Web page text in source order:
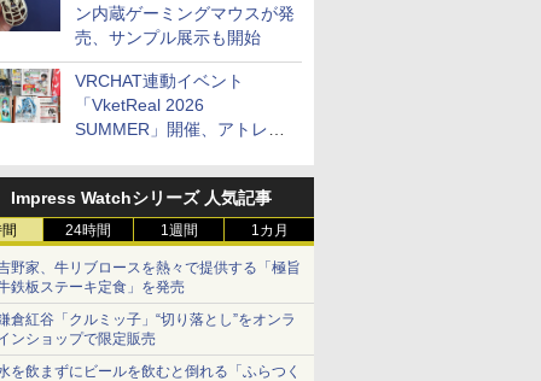
ン内蔵ゲーミングマウスが発
売、サンプル展示も開始
VRCHAT連動イベント
「VketReal 2026
SUMMER」開催、アトレ秋
コラボ、マイクラ/ROBLOX
の「プログラミング体験会」
がソフマップで開催など～
最近の秋葉原 イベント/ポッ
プストア編～
Impress Watchシリーズ 人気記事
24時間 1週間 1カ月
野家、牛リブロースを熱々で提供する「極旨
鉄板ステーキ定食」を発売
倉紅谷「クルミッ子」“切り落とし”をオンラ
ンショップで限定販売
を飲まずにビールを飲むと倒れる「ふらつく